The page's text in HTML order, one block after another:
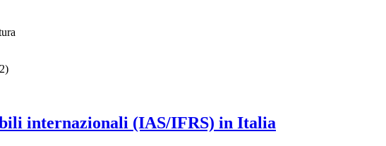
internazionali (IAS/IFRS) in Italia